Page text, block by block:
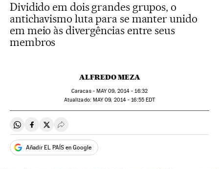
Dividido em dois grandes grupos, o
antichavismo luta para se manter unido
em meio às divergências entre seus
membros
ALFREDO MEZA
Caracas - MAY09, 2014 - 16:32
atualizado: MAY09, 2014 - 16:55EDT
Compartir en Whatsapp
Compartir en Facebook
Compartir en Twitter
Desplegar Redes Sociales
Añadir EL PAÍS en Google